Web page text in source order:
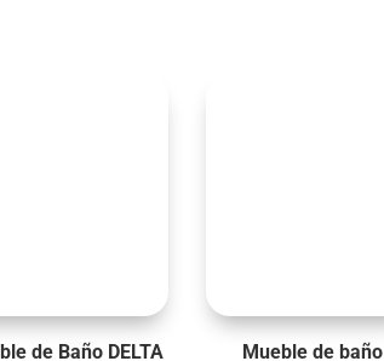
de Baño DELTA
Mueble de baño